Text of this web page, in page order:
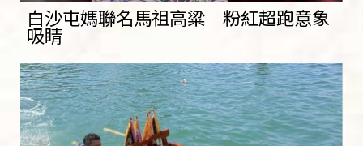
白沙屯媽聯名馬祖高粱 粉紅超跑意象
吸睛